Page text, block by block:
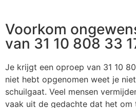
Voorkom
van 31 10 808 33
Je krijgt een oproep van 31 10
niet hebt opgenomen weet je
schuilgaat. Veel mensen
vaak uit de gedachte dat het om